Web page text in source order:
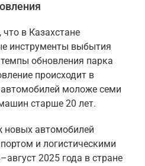
в Казахстане
инструменты выбытия
обновления парка
происходит в
моложе семи
старше 20 лет.
новых автомобилей
и логистическими
2025 года в стране